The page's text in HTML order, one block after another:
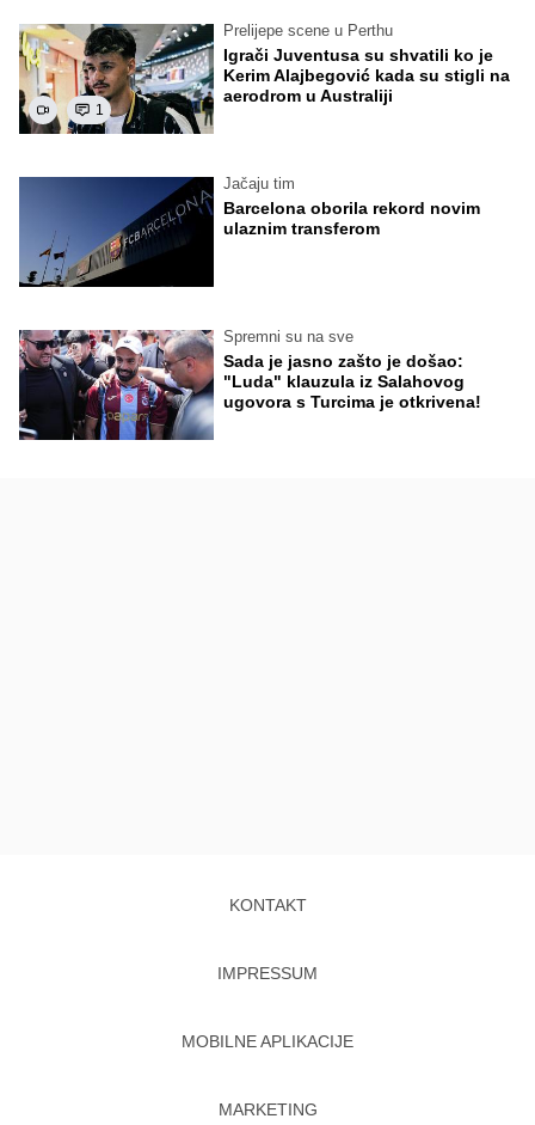
1
Prelijepe scene u Perthu
Igrači Juventusa su shvatili ko je
Kerim Alajbegović kada su stigli na
aerodrom u Australiji
Jačaju tim
Barcelona oborila rekord novim
ulaznim transferom
Spremni su na sve
Sada je jasno zašto je došao:
"Luda" klauzula iz Salahovog
ugovora s Turcima je otkrivena!
KONTAKT
IMPRESSUM
MOBILNE APLIKACIJE
MARKETING